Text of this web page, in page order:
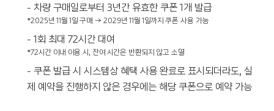
- 차량 구매일로부터 3년간 유효한 쿠폰 1개 발급
*2025년 11월 1일 구매 → 2029년 11월 1일까지 쿠폰 사용 가능
- 1회 최대 72시간 대여
*72시간 이내 이용 시, 잔여 시간은 반환되지 않고 소멸
- 쿠폰 발급 시 시스템상 혜택 사용 완료로 표시되더라도, 실
제 예약을 진행하지 않은 경우에는 해당 쿠폰으로 예약 가능